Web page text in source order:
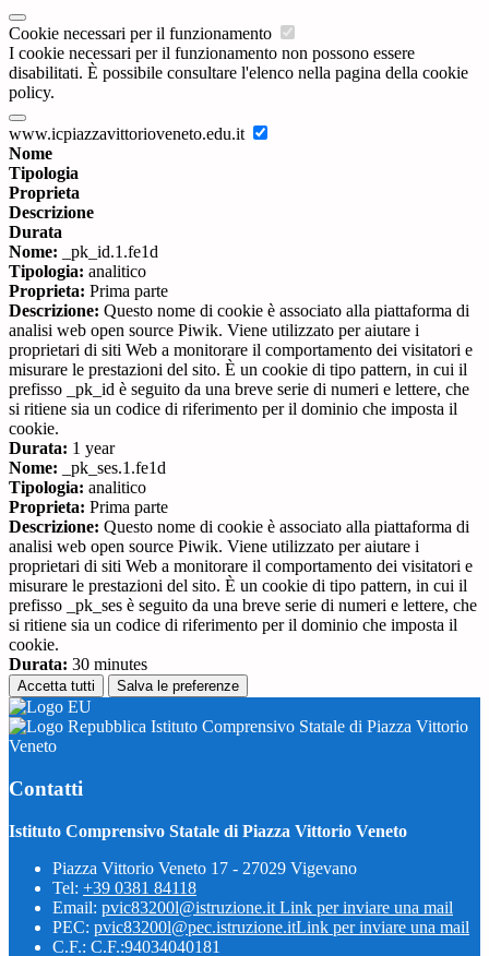
Cookie necessari per il funzionamento
I cookie necessari per il funzionamento non possono essere
disabilitati. È possibile consultare l'elenco nella pagina della cookie
policy.
www.icpiazzavittorioveneto.edu.it
Nome
Tipologia
Proprieta
Descrizione
Durata
Nome: _pk_id.1.fe1d
Tipologia: analitico
Proprieta: Prima parte
Descrizione: Questo nome di cookie è associato alla piattaforma di
analisi web open source Piwik. Viene utilizzato per aiutare i
proprietari di siti Web a monitorare il comportamento dei visitatori e
misurare le prestazioni del sito. È un cookie di tipo pattern, in cui il
prefisso _pk_id è seguito da una breve serie di numeri e lettere, che
si ritiene sia un codice di riferimento per il dominio che imposta il
cookie.
Durata: 1 year
Nome: _pk_ses.1.fe1d
Tipologia: analitico
Proprieta: Prima parte
Descrizione: Questo nome di cookie è associato alla piattaforma di
analisi web open source Piwik. Viene utilizzato per aiutare i
proprietari di siti Web a monitorare il comportamento dei visitatori e
misurare le prestazioni del sito. È un cookie di tipo pattern, in cui il
prefisso _pk_ses è seguito da una breve serie di numeri e lettere, che
si ritiene sia un codice di riferimento per il dominio che imposta il
cookie.
Durata: 30 minutes
Accetta tutti Salva le preferenze
Istituto Comprensivo Statale di Piazza Vittorio
Veneto
Contatti
Istituto Comprensivo Statale di Piazza Vittorio Veneto
Piazza Vittorio Veneto 17 - 27029 Vigevano
Tel: +39 0381 84118
Email: pvic83200l@istruzione.it Link per inviare una mail
PEC: pvic83200l@pec.istruzione.itLink per inviare una mail
C.F.: C.F.:94034040181